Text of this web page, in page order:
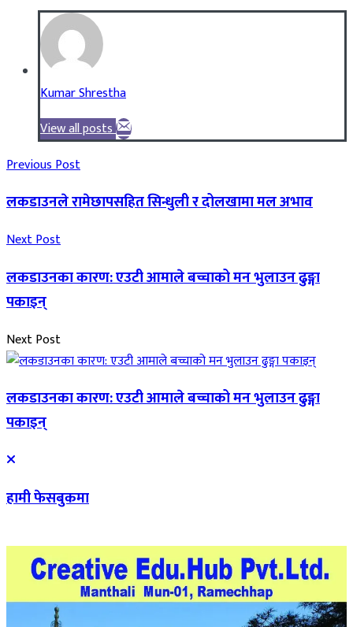
Kumar Shrestha
View all posts
Previous Post
लकडाउनले रामेछापसहित सिन्धुली र दोलखामा मल अभाव
Next Post
लकडाउनका कारण: एउटी आमाले बच्चाको मन भुलाउन ढुङ्गा
पकाइन्
Next Post
लकडाउनका कारण: एउटी आमाले बच्चाको मन भुलाउन ढुङ्गा
पकाइन्
हामी फेसबुकमा